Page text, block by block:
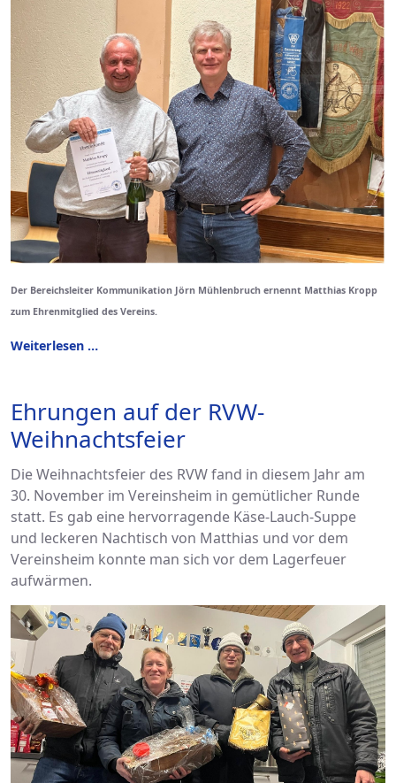
Der Bereichsleiter Kommunikation Jörn Mühlenbruch ernennt Matthias Kropp
zum Ehrenmitglied des Vereins.
Weiterlesen …
Ehrungen auf der RVW-
Weihnachtsfeier
Die Weihnachtsfeier des RVW fand in diesem Jahr am
30. November im Vereinsheim in gemütlicher Runde
statt. Es gab eine hervorragende Käse-Lauch-Suppe
und leckeren Nachtisch von Matthias und vor dem
Vereinsheim konnte man sich vor dem Lagerfeuer
aufwärmen.